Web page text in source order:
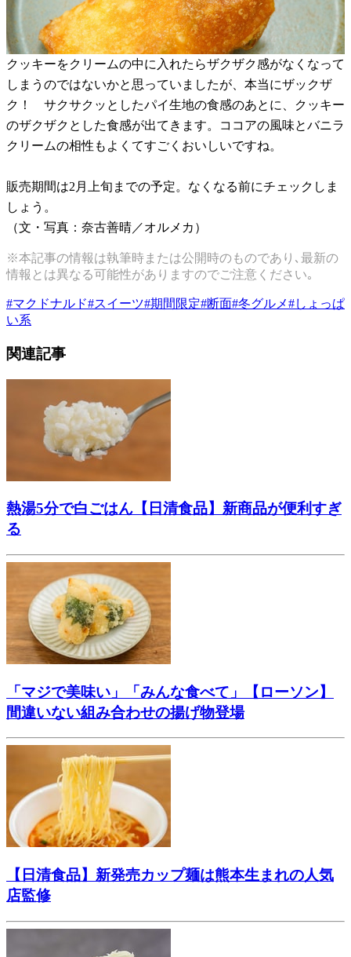
クッキーをクリームの中に入れたらザクザク感がなくなって
しまうのではないかと思っていましたが、本当にザックザ
ク！ サクサクッとしたパイ生地の食感のあとに、クッキー
のザクザクとした食感が出てきます。ココアの風味とバニラ
クリームの相性もよくてすごくおいしいですね。
販売期間は2月上旬までの予定。なくなる前にチェックしま
しょう。
（文・写真：奈古善晴／オルメカ）
※本記事の情報は執筆時または公開時のものであり､最新の
情報とは異なる可能性がありますのでご注意ください｡
#マクドナルド#スイーツ#期間限定#断面#冬グルメ#しょっぱ
い系
関連記事
熱湯5分で白ごはん【日清食品】新商品が便利すぎ
る
「マジで美味い」「みんな食べて」【ローソン】
間違いない組み合わせの揚げ物登場
【日清食品】新発売カップ麺は熊本生まれの人気
店監修